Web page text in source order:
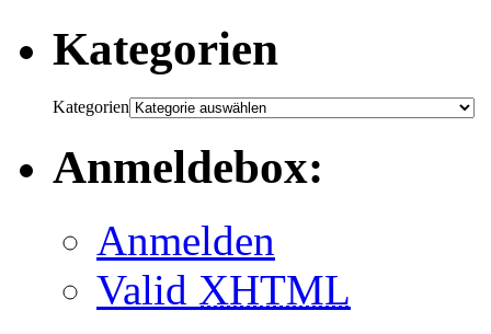
Kategorien
Kategorien
Anmeldebox:
Anmelden
Valid XHTML